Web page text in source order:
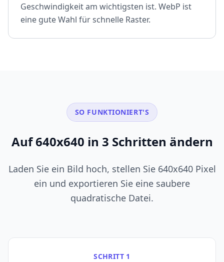
Geschwindigkeit am wichtigsten ist. WebP ist
eine gute Wahl für schnelle Raster.
SO FUNKTIONIERT'S
Auf 640x640 in 3 Schritten ändern
Laden Sie ein Bild hoch, stellen Sie 640x640 Pixel
ein und exportieren Sie eine saubere
quadratische Datei.
SCHRITT 1